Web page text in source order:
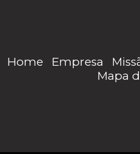
Home Empresa
Mapa